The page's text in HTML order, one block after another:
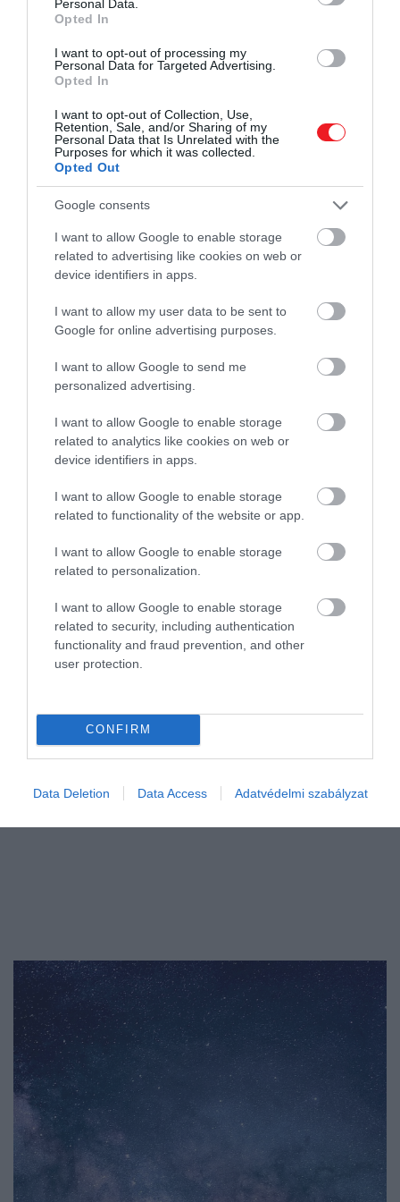
Personal Data.
Opted In
I want to opt-out of processing my
Personal Data for Targeted Advertising.
Opted In
I want to opt-out of Collection, Use,
Retention, Sale, and/or Sharing of my
Personal Data that Is Unrelated with the
Purposes for which it was collected.
Opted Out
Google consents
I want to allow Google to enable storage
related to advertising like cookies on web or
device identifiers in apps.
I want to allow my user data to be sent to
Google for online advertising purposes.
I want to allow Google to send me
personalized advertising.
I want to allow Google to enable storage
related to analytics like cookies on web or
device identifiers in apps.
I want to allow Google to enable storage
related to functionality of the website or app.
I want to allow Google to enable storage
related to personalization.
I want to allow Google to enable storage
related to security, including authentication
functionality and fraud prevention, and other
user protection.
CONFIRM
Data Deletion Data Access Adatvédelmi szabályzat
emberek 8,2%-a szenved figyelemhiányos
hiperaktivitási-zavarban, ami kétszerese a
2024. JANUÁR 15. ● HAMU ÉS GYÉMÁNT
6 jel, ami arra utalhat, hogy
felnőttkori figyelemzavarban…
HAMU ÉS GYÉMÁNT